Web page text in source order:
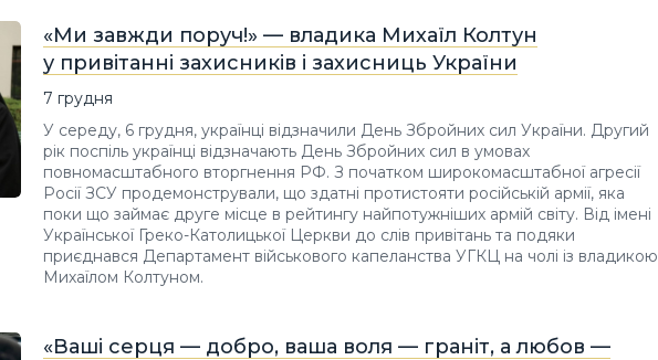
«Ми завжди поруч!» — владика Михаїл Колтун
у привітанні захисників і захисниць України
7 грудня
У середу, 6 грудня, українці відзначили День Збройних сил України. Другий
рік поспіль українці відзначають День Збройних сил в умовах
повномасштабного вторгнення РФ. З початком широкомасштабної агресії
Росії ЗСУ продемонстрували, що здатні протистояти російській армії, яка
поки що займає друге місце в рейтингу найпотужніших армій світу. Від імені
Української Греко-Католицької Церкви до слів привітань та подяки
приєднався Департамент військового капеланства УГКЦ на чолі із владикою
Михаїлом Колтуном.
«Ваші серця — добро, ваша воля — граніт, а любов —